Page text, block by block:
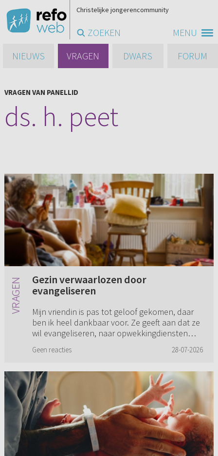
MENU
Christelijke jongerencommunity
ZOEKEN
NIEUWS
VRAGEN DWARS FORUM
VRAGEN VAN PANELLID
ds. h. peet
Gezin verwaarlozen door
evangeliseren
Mijn vriendin is pas tot geloof gekomen, daar
ben ik heel dankbaar voor. Ze geeft aan dat ze
wil evangeliseren, naar opwekkingdiensten
kerk stappen en na...
Geen reacties 28-07-2026